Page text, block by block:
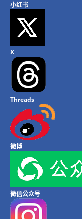
小红书
X
Threads
微博
微信公众号